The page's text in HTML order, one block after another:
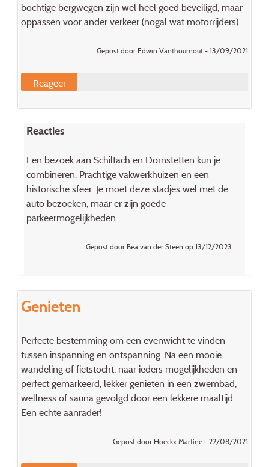
bochtige bergwegen zijn wel heel goed beveiligd, maar
oppassen voor ander verkeer (nogal wat motorrijders).
Gepost door Edwin Vanthournout - 13/09/2021
Reageer
Reacties
Een bezoek aan Schiltach en Dornstetten kun je
combineren. Prachtige vakwerkhuizen en een
historische sfeer. Je moet deze stadjes wel met de
auto bezoeken, maar er zijn goede
parkeermogelijkheden.
Gepost door Bea van der Steen op 13/12/2023
Genieten
Perfecte bestemming om een evenwicht te vinden
tussen inspanning en ontspanning. Na een mooie
wandeling of fietstocht, naar ieders mogelijkheden en
perfect gemarkeerd, lekker genieten in een zwembad,
wellness of sauna gevolgd door een lekkere maaltijd.
Een echte aanrader!
Gepost door Hoeckx Martine - 22/08/2021